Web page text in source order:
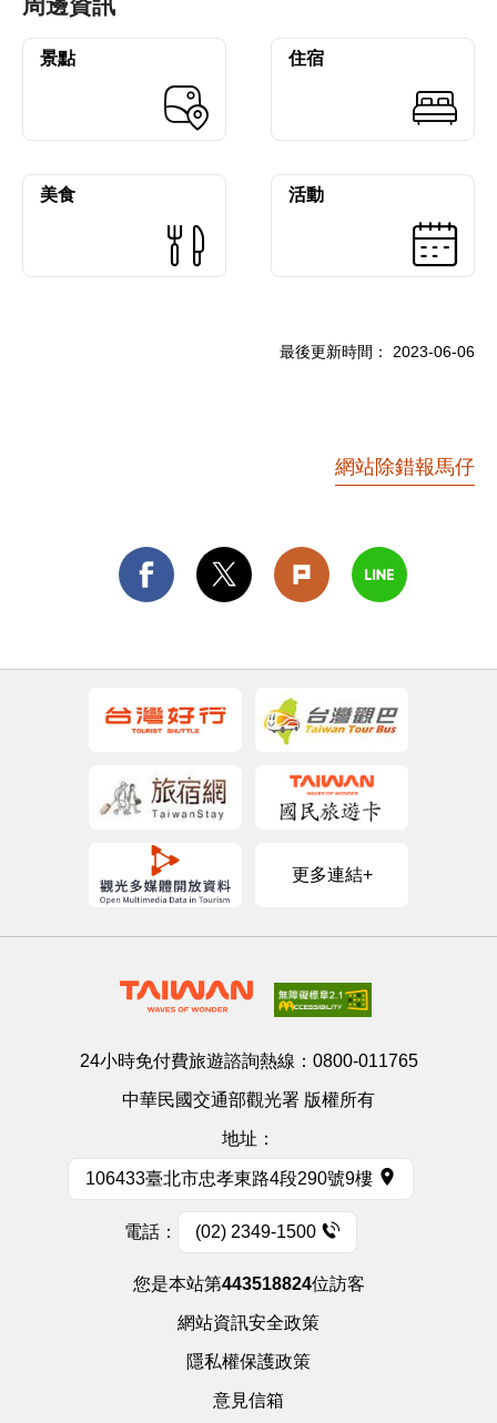
景點 住宿
美食 活動
最後更新時間： 2023-06-06
網站除錯報馬仔
更多連結+
24小時免付費旅遊諮詢熱線： 0800-011765
中華民國交通部觀光署 版權所有
地址：
106433臺北市忠孝東路4段290號9樓
電話： (02) 2349-1500
您是本站第443518824位訪客
網站資訊安全政策
隱私權保護政策
意見信箱